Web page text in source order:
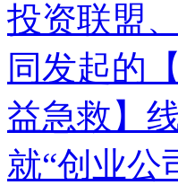
投资联盟
同发起的
益急救】
就“创业公